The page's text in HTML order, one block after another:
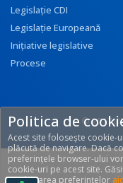
Legislație CDI
Legislație Europeană
Inițiative legislative
Procese
© 2017
Politica de
Acest site folosește
plăcută de navigare. Dacă
preferințele browser-ului
cookie-uri pe acest site.
modificarea preferințelor